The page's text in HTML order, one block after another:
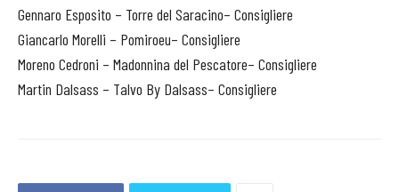
Gennaro Esposito – Torre del Saracino– Consigliere
Giancarlo Morelli – Pomiroeu– Consigliere
Moreno Cedroni – Madonnina del Pescatore– Consigliere
Martin Dalsass – Talvo By Dalsass– Consigliere